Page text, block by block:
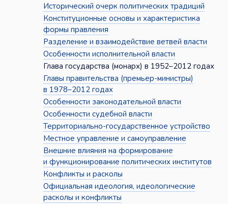
Исторический очерк политических традиций
Конституционные основы и характеристика
формы правления
Разделение и взаимодействие ветвей власти
Особенности исполнительной власти
Глава государства (монарх) в 1952–2012 годах
Главы правительства (премьер-министры)
в 1978–2012 годах
Особенности законодательной власти
Особенности судебной власти
Территориально-государственное устройство
Местное управление и самоуправление
Внешние влияния на формирование
и функционирование политических институтов
Конфликты и расколы
Официальная идеология, идеологические
расколы и конфликты